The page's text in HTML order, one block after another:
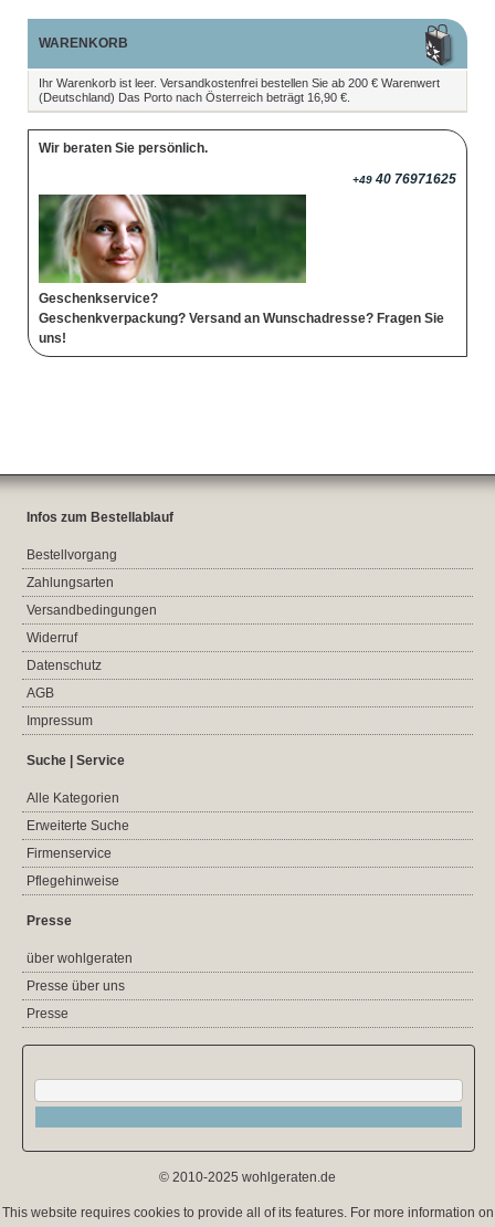
WARENKORB
Ihr Warenkorb ist leer. Versandkostenfrei bestellen Sie ab 200 € Warenwert
(Deutschland) Das Porto nach Österreich beträgt 16,90 €.
Wir beraten Sie persönlich.
+49 40 76971625
Geschenkservice?
Geschenkverpackung? Versand an Wunschadresse? Fragen Sie
uns!
Infos zum Bestellablauf
Bestellvorgang
Zahlungsarten
Versandbedingungen
Widerruf
Datenschutz
AGB
Impressum
Suche | Service
Alle Kategorien
Erweiterte Suche
Firmenservice
Pflegehinweise
Presse
über wohlgeraten
Presse über uns
Presse
© 2010-2025 wohlgeraten.de
This website requires cookies to provide all of its features. For more information on